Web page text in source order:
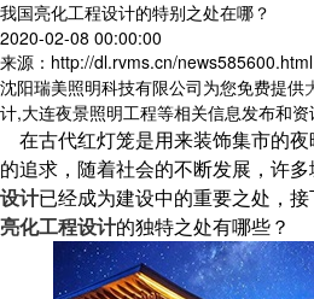
我国亮化工程设计的特别之处在哪？
2020-02-08 00:00:00
来源：http://dl.rvms.cn/news585600.html
沈阳瑞美照明科技有限公司为您免费提供
计,大连夜景照明工程等相关信息发布和资
在古代红灯笼是用来装饰集市的
的追求，随着社会的不断发展，许
设计已经成为建设中的重要之处，
亮化工程设计的独特之处有哪些？